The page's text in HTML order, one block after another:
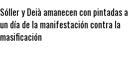
Sóller y Deià amanecen con pintadas a
un día de la manifestación contra la